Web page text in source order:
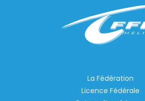
La Fédération
Licence Fédérale